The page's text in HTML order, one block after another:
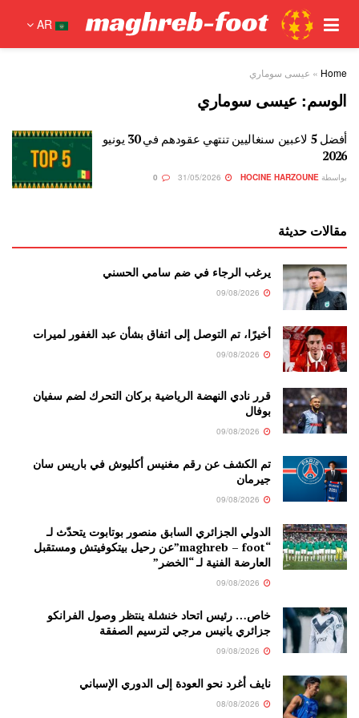
AR
Home
» عيسى سوماري
الوسم: عيسى سوماري
أفضل 5 لاعبين سنغاليين تنتهي عقودهم في 30 يونيو
2026
بواسطة HOCINE HARZOUNE
مقالات حديثة
يرغب الرجاء في ضم سامي الحسني
أخيرًا، تم التوصل إلى اتفاق بشأن عبد الغفور لميرات
قرر نادي النهضة الرياضية بركان التحرك لضم سفيان
بوفال
تم الكشف عن رقم مغنيس أكليوش في باريس سان
جيرمان
الدولي الجزائري السابق منصور بوتابوت يتحدّث لـ
“maghreb – foot”عن رحيل بيتكوفيتش ومستقبل
العارضة الفنية لـ “الخضر”
خاص… رئيس اتحاد خنشلة ينتظر وصول الفرانكو
جزائري يانيس مرجي لترسيم الصفقة
نايف أغرد نحو العودة إلى الدوري الإسباني